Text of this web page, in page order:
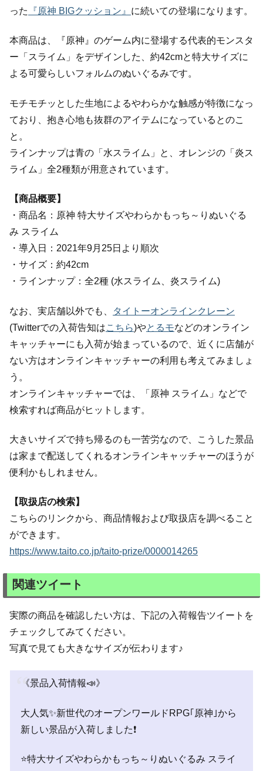
った
『原神 BIGクッション』 に続いての登場になります。
本商品は、『原神』のゲーム内に登場する代表的モンスタ
ー「スライム」をデザインした、約42cmと特大サイズに
よる可愛らしいフォルムのぬいぐるみです。
モチモチッとした生地によるやわらかな触感が特徴になっ
ており、抱き心地も抜群のアイテムになっているとのこ
と。
ラインナップは青の「水スライム」と、オレンジの「炎ス
ライム」全2種類が用意されています。
【商品概要】
・商品名：原神 特大サイズやわらかもっち～りぬいぐる
み スライム
・導入日：2021年9月25日より順次
・サイズ：約42cm
・ラインナップ：全2種 (水スライム、炎スライム)
なお、実店舗以外でも、
タイトーオンラインクレーン
(Twitterでの入荷告知はこちら)やとるモなどのオンライン
キャッチャーにも入荷が始まっているので、近くに店舗が
ない方はオンラインキャッチャーの利用も考えてみましょ
う。
オンラインキャッチャーでは、「原神 スライム」などで
検索すれば商品がヒットします。
大きいサイズで持ち帰るのも一苦労なので、こうした景品
は家まで配送してくれるオンラインキャッチャーのほうが
便利かもしれません。
【取扱店の検索】
こちらのリンクから、商品情報および取扱店を調べること
ができます。
https://www.taito.co.jp/taito-prize/0000014265
関連ツイート
実際の商品を確認したい方は、下記の入荷報告ツイートを
チェックしてみてください。
写真で見ても大きなサイズが伝わります♪
《景品入荷情報📣》
大人気✨新世代のオープンワールドRPG｢原神｣から
新しい景品が入荷しました❗
⭐特大サイズやわらかもっち～りぬいぐるみ スライ